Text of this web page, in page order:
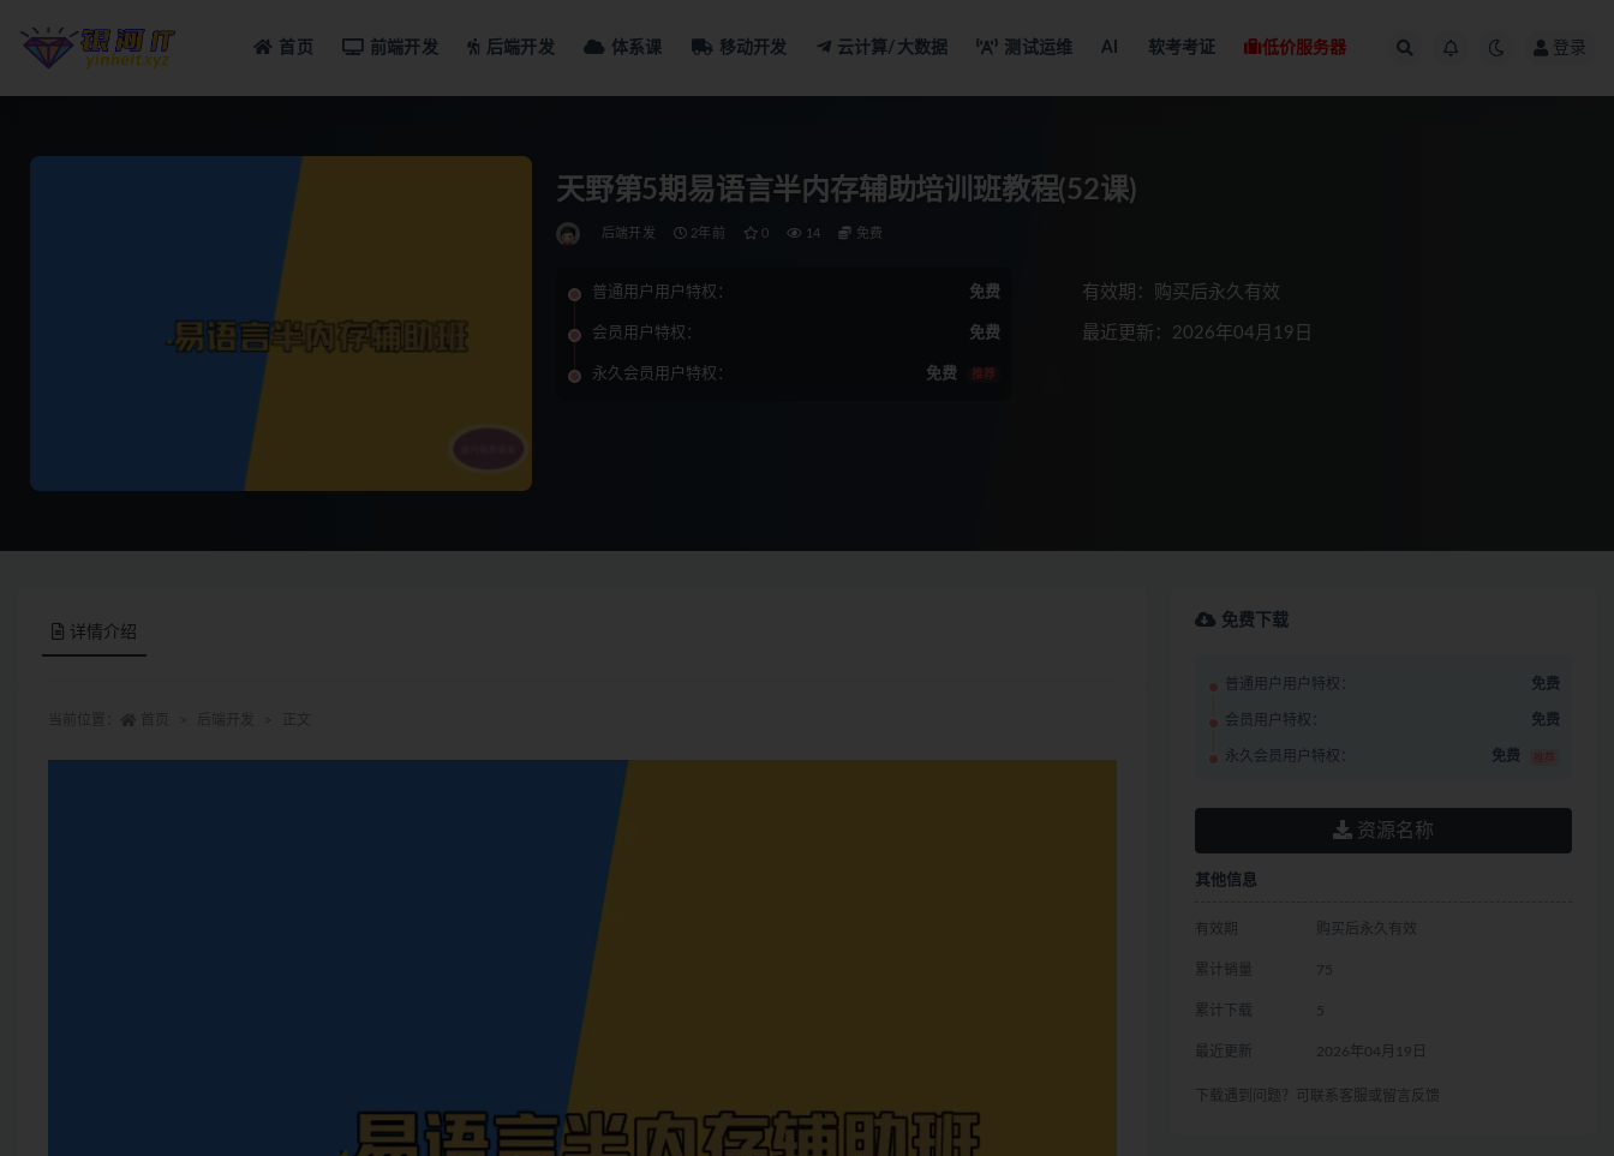
首页 前端开发 后端开发 体系课 移动开发 云计算/大数据 测试运维 AI 软考考证 低价服务器 登录
天野第5期易语言半内存辅助培训班教程(52课)
后端开发 2年前 0 14 免费
普通用户用户特权： 免费
会员用户特权： 免费
永久会员用户特权： 免费 推荐
有效期：购买后永久有效
最近更新：2026年04月19日
详情介绍
免费下载
普通用户用户特权： 免费
会员用户特权： 免费
永久会员用户特权： 免费 推荐
资源名称
其他信息
有效期 购买后永久有效
累计销量 75
累计下载 5
最近更新 2026年04月19日
下载遇到问题？可联系客服或留言反馈